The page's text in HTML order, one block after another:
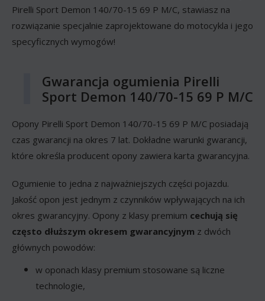
Pirelli Sport Demon 140/70-15 69 P M/C, stawiasz na
rozwiązanie specjalnie zaprojektowane do motocykla i jego
specyficznych wymogów!
Gwarancja ogumienia Pirelli
Sport Demon 140/70-15 69 P M/C
Opony Pirelli Sport Demon 140/70-15 69 P M/C posiadają
czas gwarancji na okres 7 lat. Dokładne warunki gwarancji,
które określa producent opony zawiera karta gwarancyjna.
Ogumienie to jedna z najważniejszych części pojazdu.
Jakość opon jest jednym z czynników wpływających na ich
okres gwarancyjny. Opony z klasy premium cechują się
często dłuższym okresem gwarancyjnym z dwóch
głównych powodów:
w oponach klasy premium stosowane są liczne
technologie,